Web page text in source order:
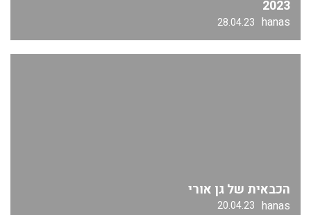
2023
hanas
28.04.23
הכבאית של גן אורי
hanas
20.04.23